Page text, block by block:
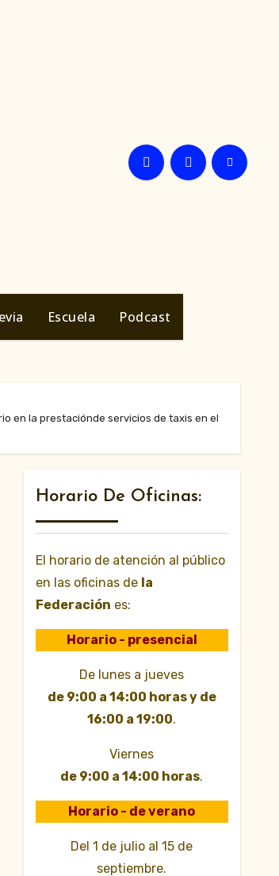
Escuela Podcast
en la prestaciónde servicios de taxis en el
Horario De Oficinas:
El horario de atención al público
en las oficinas de la
Federación es:
Horario - presencial
De lunes a jueves
de 9:00 a 14:00 horas y de
16:00 a 19:00.
Viernes
de 9:00 a 14:00 horas.
Horario - de verano
Del 1 de julio al 15 de
septiembre.